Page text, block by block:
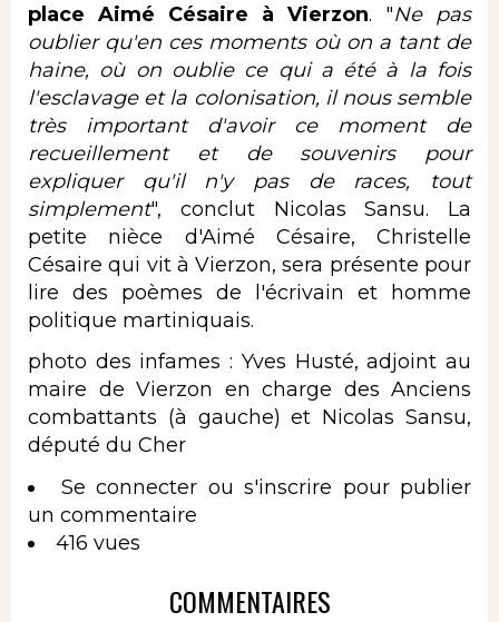
place Aimé Césaire à Vierzon. "Ne pas
oublier qu'en ces moments où on a tant de
haine, où on oublie ce qui a été à la fois
l'esclavage et la colonisation, il nous semble
très important d'avoir ce moment de
recueillement et de souvenirs pour
expliquer qu'il n'y pas de races, tout
simplement", conclut Nicolas Sansu. La
petite nièce d'Aimé Césaire, Christelle
Césaire qui vit à Vierzon, sera présente pour
lire des poèmes de l'écrivain et homme
politique martiniquais.
photo des infames : Yves Husté, adjoint au
maire de Vierzon en charge des Anciens
combattants (à gauche) et Nicolas Sansu,
député du Cher
Se connecter ou s'inscrire pour publier
un commentaire
416 vues
COMMENTAIRES